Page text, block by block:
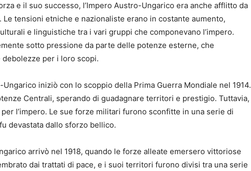
e il suo successo, l’Impero Austro-Ungarico era anche afflitto da
tensioni etniche e nazionaliste erano in costante aumento,
e linguistiche tra i vari gruppi che componevano l’impero.
sotto pressione da parte delle potenze esterne, che
per i loro scopi.
Ungarico iniziò con lo scoppio della Prima Guerra Mondiale nel 1914.
Centrali, sperando di guadagnare territori e prestigio. Tuttavia,
l’impero. Le sue forze militari furono sconfitte in una serie di
devastata dallo sforzo bellico.
arrivò nel 1918, quando le forze alleate emersero vittoriose
dai trattati di pace, e i suoi territori furono divisi tra una serie